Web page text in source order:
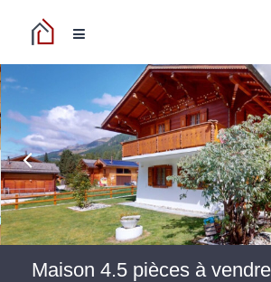
Maison 4.5 pièces à